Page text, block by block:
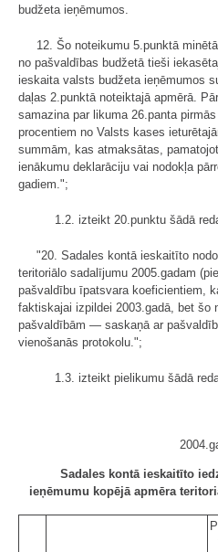
budžeta ieņēmumos.
12. Šo noteikumu 5.punktā
no pašvaldības budžetā tieši
ieskaita valsts budžeta ieņēmumos
daļas 2.punktā noteiktajā apmērā.
samazina par likuma 26.panta
procentiem no Valsts kases
summām, kas atmaksātas,
ienākumu deklarāciju vai nodokļa
gadiem.";
1.2. izteikt 20.punktu šādā
"20. Sadales kontā ieskaitīto
teritoriālo sadalījumu 2005.gadam
pašvaldību īpatsvara koeficientiem,
faktiskajai izpildei 2003.gadā, bet šo
pašvaldībām — saskaņā ar
vienošanās protokolu.";
1.3. izteikt pielikumu šādā
Sadales kontā ieskaitīto
ieņēmumu kopējā apmēra